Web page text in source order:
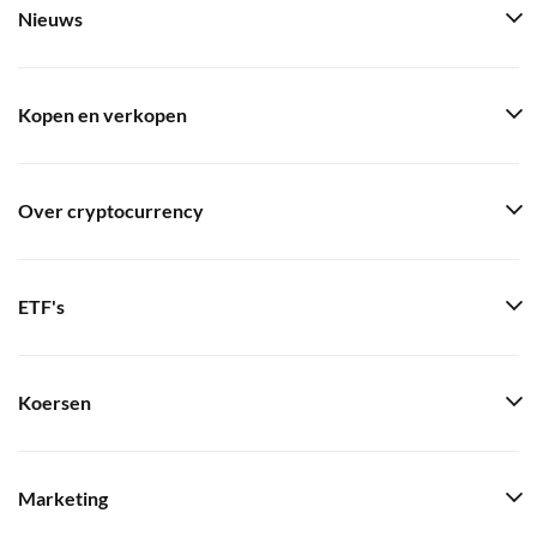
Nieuws
Kopen en verkopen
Over cryptocurrency
ETF's
Koersen
Marketing